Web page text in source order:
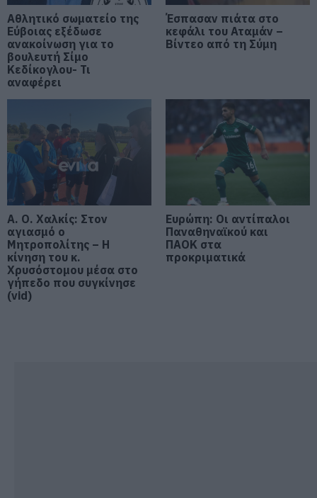
08.08.2026 | 20:40
Εύβοια: Τέλος στις παράνομες
χωματερές – Έρχονται πρόστιμα
χωρίς εξαιρέσεις
08.08.2026 | 20:20
καταστροφικής πυρκαγιάς – Το
χρονικό της τραγωδίας
08.08.2026 | 20:00
Εύβοια: Πότε θα γίνει ο
καθιερωμένος έρανος για το
«Στιφάδο της Παναγίας»
08.08.2026 | 19:40
Ο Αλέξης Τσίπρας παρουσιάζει το
οικονομικό πρόγραμμα της ΕΛ.Α.Σ.
στη Θεσσαλονίκη
Αθλητικό σωματείο της
Εύβοιας εξέδωσε
ανακοίνωση για το
βουλευτή Σίμο
Κεδίκογλου- Τι
αναφέρει
Έσπασαν πιάτα στο
κεφάλι του Αταμάν –
Βίντεο από τη Σύμη
Α. Ο. Χαλκίς: Στον
αγιασμό ο
Μητροπολίτης – Η
κίνηση του κ.
Χρυσόστομου μέσα στο
γήπεδο που συγκίνησε
(vid)
Ευρώπη: Οι αντίπαλοι
Παναθηναϊκού και
ΠΑΟΚ στα
προκριματικά